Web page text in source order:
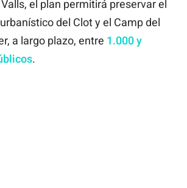
el plan permitirá preservar el
del Clot y el Camp del
a largo plazo, entre 1.000 y
.